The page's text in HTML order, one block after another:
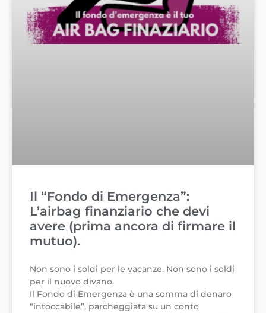
Il “Fondo di Emergenza”:
L’airbag finanziario che devi
avere (prima ancora di firmare il
mutuo).
Non sono i soldi per le vacanze. Non sono i soldi
per il nuovo divano.
Il Fondo di Emergenza è una somma di denaro
“intoccabile”, parcheggiata su un conto